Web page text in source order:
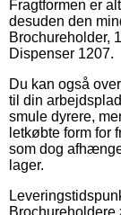
Fragtformen er
desuden den
Brochureholder,
Dispenser 1207.
Du kan også
til din
smule dyrere,
letkøbte form for
som dog
lager.
Brochureholdere